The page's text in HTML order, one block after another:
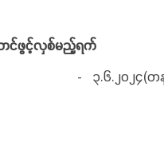
စတင်ဖွင့်လှစ်မည့်ရက်
း - ၃.၆.၂၀၂၄(တနင်္